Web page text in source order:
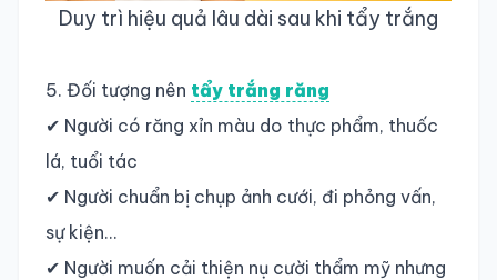
Duy trì hiệu quả lâu dài sau khi tẩy trắng
5. Đối tượng nên tẩy trắng răng
✔ Người có răng xỉn màu do thực phẩm, thuốc
lá, tuổi tác
✔ Người chuẩn bị chụp ảnh cưới, đi phỏng vấn,
sự kiện…
✔ Người muốn cải thiện nụ cười thẩm mỹ nhưng